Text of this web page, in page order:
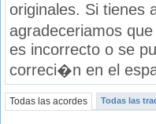
originales. Si tienes
agradeceriamos
es incorrecto o se
correci�n en el
Todas las acordes Todas las